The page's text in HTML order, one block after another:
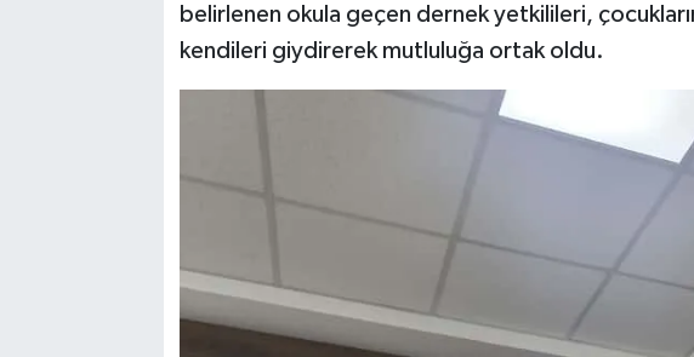
belirlenen okula geçen dernek yetkilileri,
kendileri giydirerek mutluluğa ortak oldu.